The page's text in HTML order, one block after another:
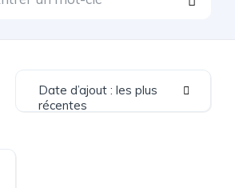
Date d’ajout : les plus
récentes